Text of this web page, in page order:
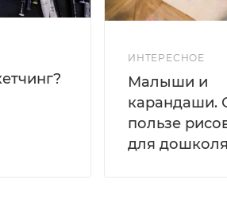
ИНТЕРЕСНОЕ
Малыши и
карандаши.
пользе
для